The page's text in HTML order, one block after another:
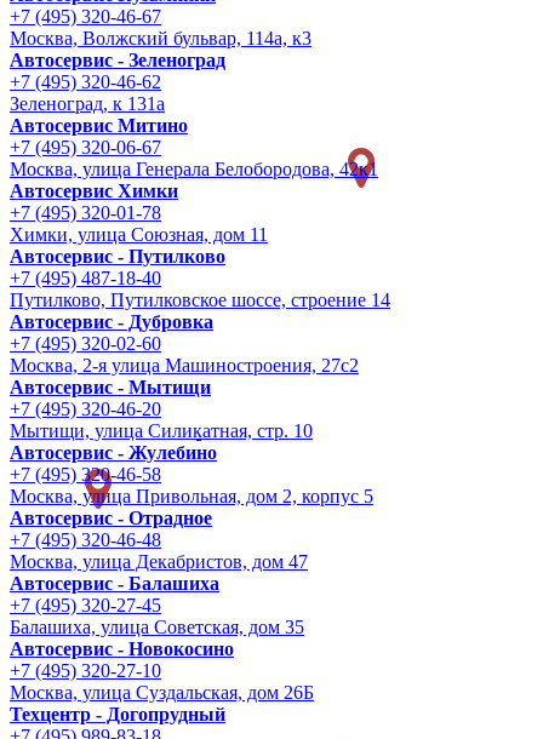
+7 (495) 320-46-67
Москва, Волжский бульвар, 114а, к3
Автосервис - Зеленоград
+7 (495) 320-46-62
Зеленоград, к 131а
Автосервис Митино
+7 (495) 320-06-67
Москва, улица Генерала Белобородова, 42к1
Автосервис Химки
+7 (495) 320-01-78
Химки, улица Союзная, дом 11
Автосервис - Путилково
+7 (495) 487-18-40
Путилково, Путилковское шоссе, строение 14
Автосервис - Дубровка
+7 (495) 320-02-60
Москва, 2-я улица Машиностроения, 27с2
Автосервис - Мытищи
+7 (495) 320-46-20
Мытищи, улица Силикатная, стр. 10
Автосервис - Жулебино
+7 (495) 320-46-58
Москва, улица Привольная, дом 2, корпус 5
Автосервис - Отрадное
+7 (495) 320-46-48
Москва, улица Декабристов, дом 47
Автосервис - Балашиха
+7 (495) 320-27-45
Балашиха, улица Советская, дом 35
Автосервис - Новокосино
+7 (495) 320-27-10
Москва, улица Суздальская, дом 26Б
Техцентр - Догопрудный